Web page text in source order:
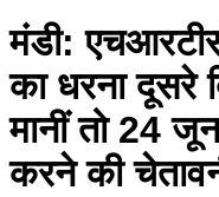
मंडी:
का धरना दूसरे
मानीं तो 24
करने की